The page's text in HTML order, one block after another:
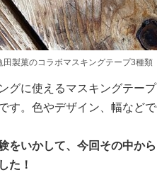
田製菓のコラボマスキングテープ3種類
グに使えるマスキングテー
す。色やデザイン、幅など
をいかして、今回その中か
た！